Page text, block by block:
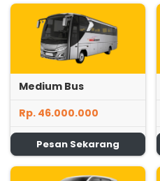
Medium Bus
Rp. 46.000.000
Pesan Sekarang